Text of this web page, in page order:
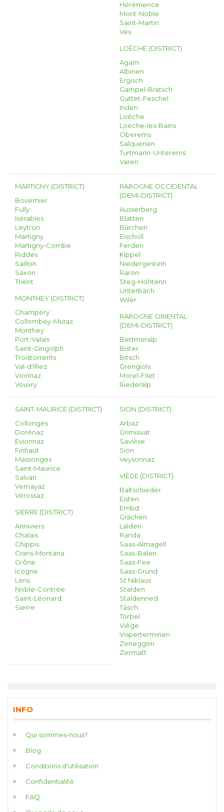
Hérémence
Mont-Noble
Saint-Martin
Vex
LOÈCHE (DISTRICT)
Agarn
Albinen
Ergisch
Gampel-Bratsch
Guttet-Feschel
Inden
Loèche
Loèche-les-Bains
Oberems
Salquenen
Turtmann-Unterems
Varen
MARTIGNY (DISTRICT)
Bovernier
Fully
Isérables
Leytron
Martigny
Martigny-Combe
Riddes
Saillon
Saxon
Trient
MONTHEY (DISTRICT)
Champéry
Collombey-Muraz
Monthey
Port-Valais
Saint-Gingolph
Troistorrents
Val-d'Illiez
Vionnaz
Vouvry
RAROGNE OCCIDENTAL
(DEMI-DISTRICT)
Ausserberg
Blatten
Bürchen
Eischoll
Ferden
Kippel
Niedergesteln
Raron
Steg-Hohtenn
Unterbäch
Wiler
RAROGNE ORIENTAL
(DEMI-DISTRICT)
Bettmeralp
Bister
Bitsch
Grengiols
Mörel-Filet
Riederalp
SAINT-MAURICE (DISTRICT)
Collonges
Dorénaz
Evionnaz
Finhaut
Massongex
Saint-Maurice
Salvan
Vernayaz
Vérossaz
SIERRE (DISTRICT)
Anniviers
Chalais
Chippis
Crans-Montana
Grône
Icogne
Lens
Noble-Contrée
Saint-Léonard
Sierre
SION (DISTRICT)
Arbaz
Grimisuat
Savièse
Sion
Veysonnaz
VIÈGE (DISTRICT)
Baltschieder
Eisten
Embd
Grächen
Lalden
Randa
Saas-Almagell
Saas-Balen
Saas-Fee
Saas-Grund
St Niklaus
Stalden
Staldenried
Täsch
Törbel
Viège
Visperterminen
Zeneggen
Zermatt
INFO
Qui sommes-nous?
Blog
Conditions d'utilisation
Confidentialité
FAQ